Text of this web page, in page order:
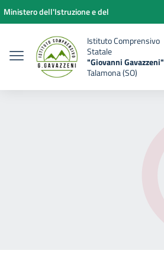
Vai ai contenuti
Vai al menu di navigazione
Vai al footer
Ministero dell'Istruzione e del
Istituto Comprensivo
Statale
"Giovanni Gavazzeni"
Talamona (SO)